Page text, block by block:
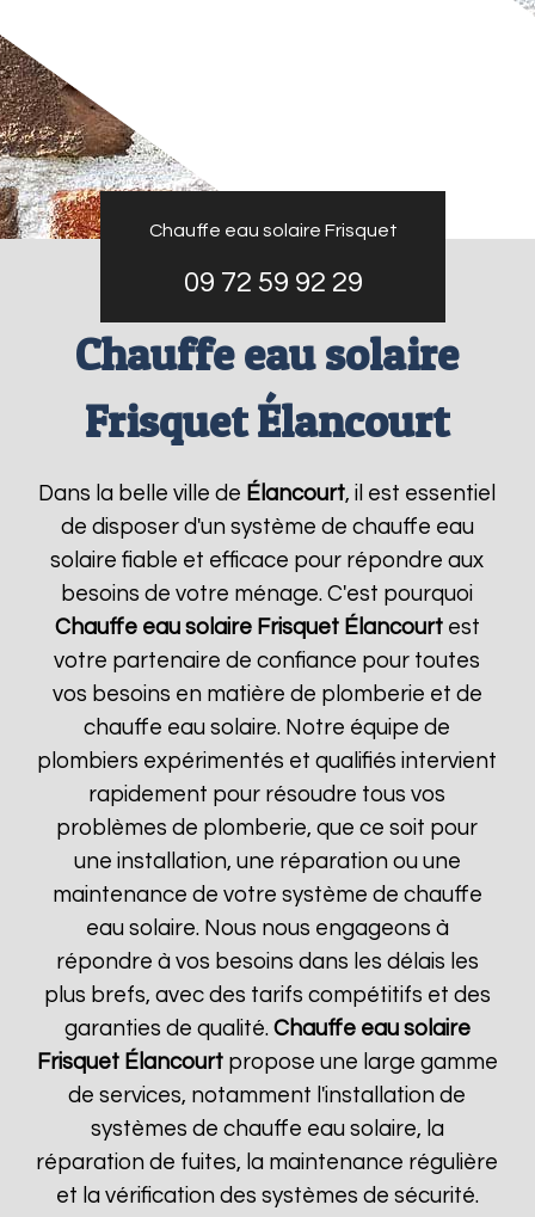
Chauffe eau solaire Frisquet
09 72 59 92 29
Chauffe eau solaire
Frisquet Élancourt
Dans la belle ville de Élancourt, il est essentiel
de disposer d'un système de chauffe eau
solaire fiable et efficace pour répondre aux
besoins de votre ménage. C'est pourquoi
Chauffe eau solaire Frisquet Élancourtest
votre partenaire de confiance pour toutes
vos besoins en matière de plomberie et de
chauffe eau solaire. Notre équipe de
plombiers expérimentés et qualifiés intervient
rapidement pour résoudre tous vos
problèmes de plomberie, que ce soit pour
une installation, une réparation ou une
maintenance de votre système de chauffe
eau solaire. Nous nous engageons à
répondre à vos besoins dans les délais les
plus brefs, avec des tarifs compétitifs et des
garanties de qualité. Chauffe eau solaire
Frisquet Élancourtpropose une large gamme
de services, notamment l'installation de
systèmes de chauffe eau solaire, la
réparation de fuites, la maintenance régulière
et la vérification des systèmes de sécurité.